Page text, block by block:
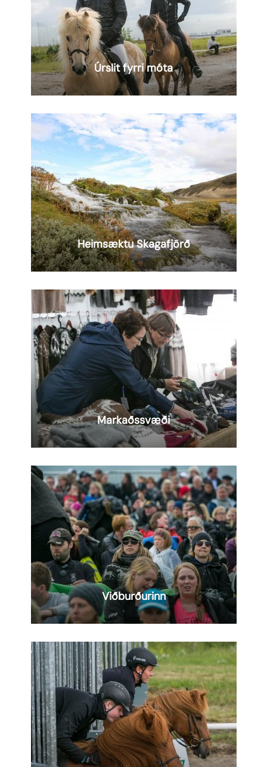
Úrslit fyrri móta
Heimsæktu Skagafjörð
Lesa
meira
Markaðssvæði
Lesa
meira
Viðburðurinn
Lesa
meira
Lesa
meira